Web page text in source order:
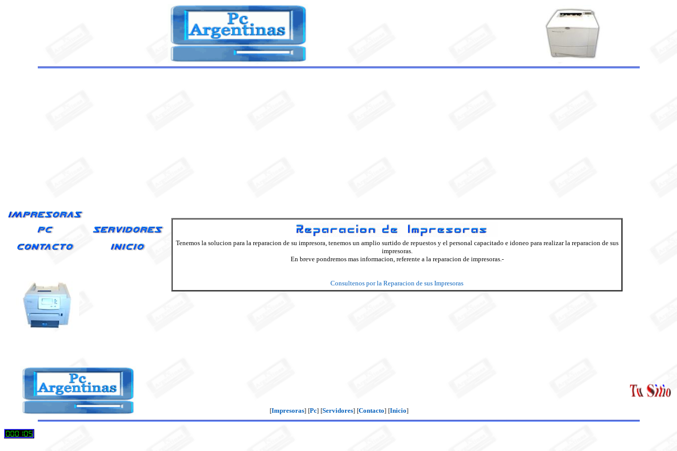
Tenemos la solucion para la reparacion de su impresora, tenemos un amplio surtido de repuestos y el personal capacitado e idoneo para realizar la reparacion de sus
impresoras.
En breve pondremos mas informacion, referente a la reparacion de impresoras.-
Consultenos por la Reparacion de sus Impresoras
[Impresoras] [Pc] [Servidores] [Contacto] [Inicio]